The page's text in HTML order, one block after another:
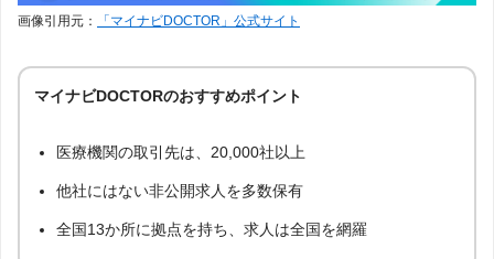
女性医局 2件
画像引用元： 「マイナビDOCTOR」公式サイト
マイナビDOCTORのおすすめポイント
医療機関の取引先は、20,000社以上
他社にはない非公開求人を多数保有
全国13か所に拠点を持ち、求人は全国を網羅